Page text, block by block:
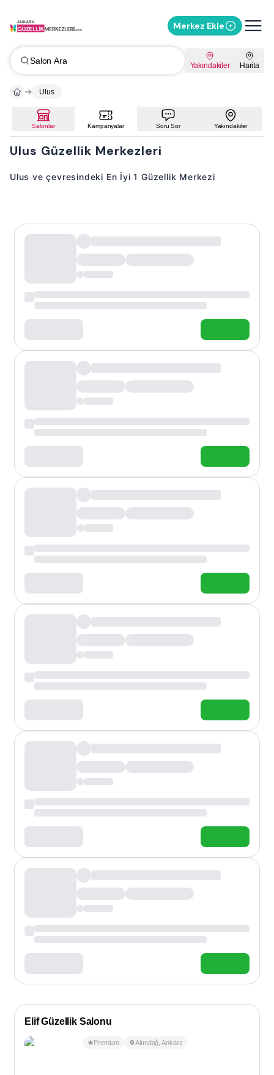
Merkez Ekle
Salon Ara Yakındakiler Harita
Ulus
Salonlar Kampanyalar Soru Sor Yakındakiler
Ulus Güzellik Merkezleri
Ulus ve çevresindeki En İyi 1 Güzellik Merkezi
Elif Güzellik Salonu
Premium Altındağ ,Ankara